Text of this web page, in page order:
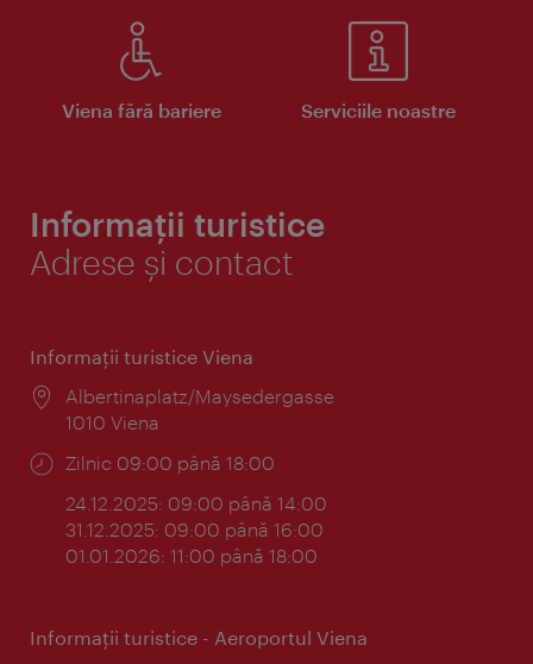
Viena fără bariere Serviciile noastre
Informații turistice
Adrese și contact
Informaţii turistice Viena
Locul:
Albertinaplatz/Maysedergasse
1010 Viena
Program:
Zilnic 09:00 până 18:00
24.12.2025: 09:00 până 14:00
31.12.2025: 09:00 până 16:00
01.01.2026: 11:00 până 18:00
Informaţii turistice - Aeroportul Viena